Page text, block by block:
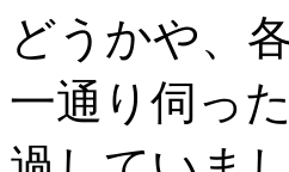
どうかや、
一通り伺っ